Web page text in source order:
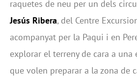
raquetes de neu per un dels
Jesús Ribera, del Centre
acompanyat per la Paqui i en
explorar el terreny de cara a una
que volen preparar a la zona de